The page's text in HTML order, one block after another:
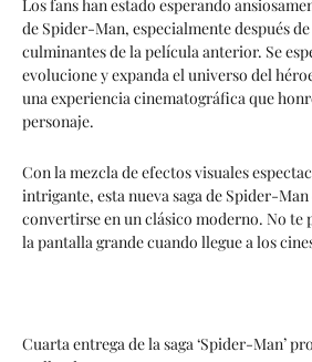
Los fans han estado esperando
de Spider-Man, especialmente después
culminantes de la película anterior. Se
evolucione y expanda el universo del
una experiencia cinematográfica que
personaje.
Con la mezcla de efectos visuales
intrigante, esta nueva saga de Spider-Man
convertirse en un clásico moderno. No te
la pantalla grande cuando llegue a los
Cuarta entrega de la saga ‘Spider-Man’